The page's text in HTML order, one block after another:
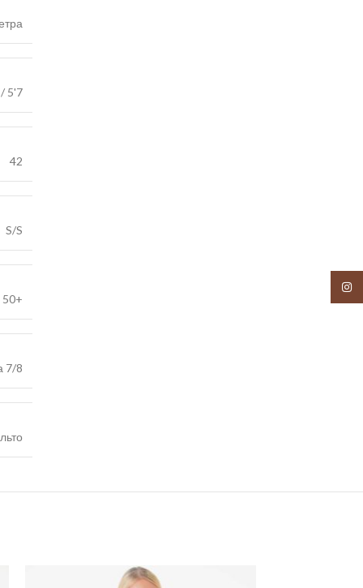
5'7
42
S/S
50+
7/8